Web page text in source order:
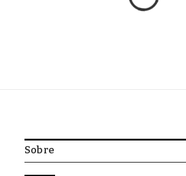
Magnitsky
Judiciário Política